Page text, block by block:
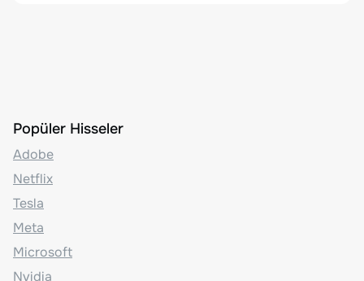
Popüler Hisseler
Adobe
Netflix
Tesla
Meta
Microsoft
Nvidia